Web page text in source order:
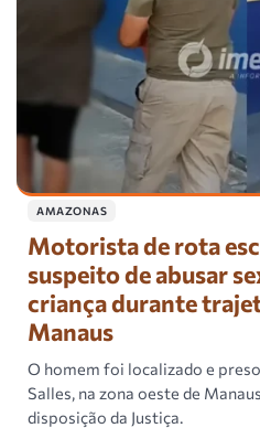
AMAZONAS
Motorista de rota
suspeito de abusar
criança durante
Manaus
O homem foi localizado e
Salles, na zona oeste de
disposição da Justiça.